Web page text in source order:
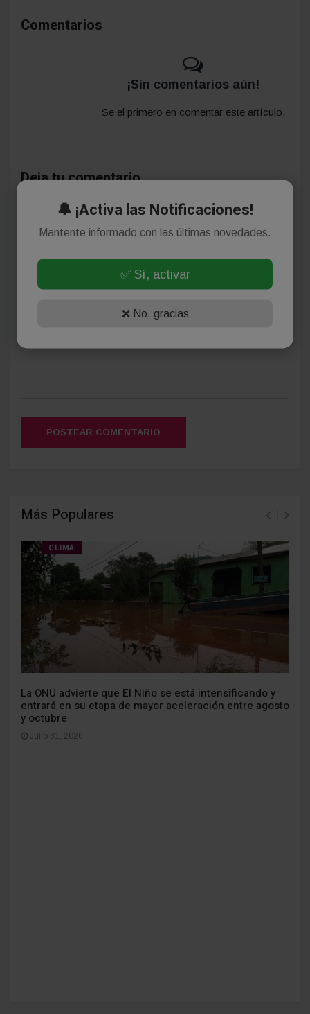
Comentarios
¡Sin comentarios aún!
Se el primero en comentar este artículo.
Deja tu comentario
(Su email no será publicado)
POSTEAR COMENTARIO
Más Populares
CLIMA
La ONU advierte que El Niño se está intensificando y
entrará en su etapa de mayor aceleración entre agosto
y octubre
Julio 31, 2026
🔔 ¡Activa las Notificaciones!
Mantente informado con las últimas novedades.
✅ Sí, activar
❌ No, gracias